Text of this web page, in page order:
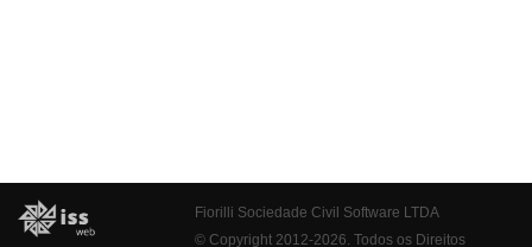
Fiorilli Sociedade Civil Software LTDA
© Copyright 2012-2026. Todos os Direitos